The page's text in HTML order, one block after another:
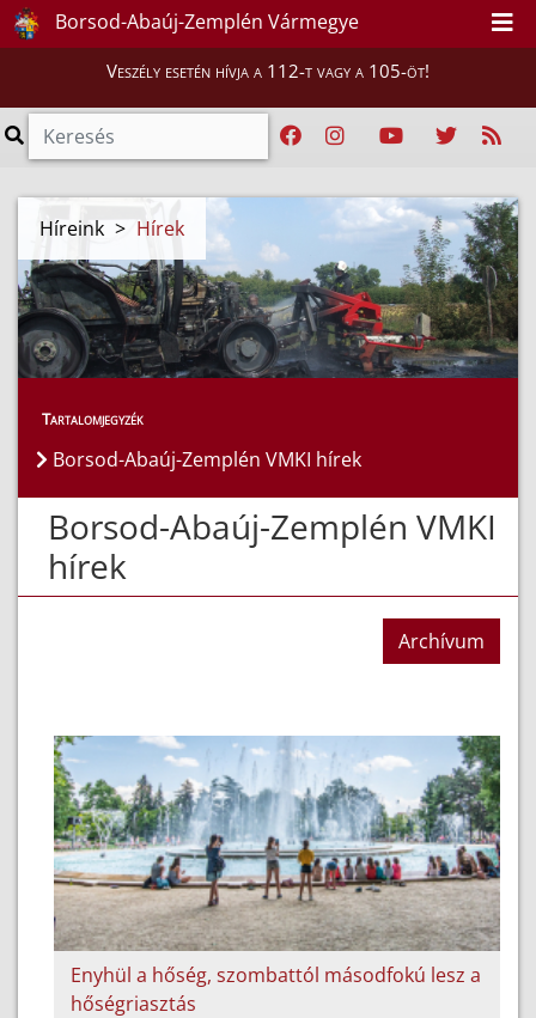
Borsod-Abaúj-Zemplén Vármegye
Veszély esetén hívja a 112-t vagy a 105-öt!
Híreink > Hírek
Tartalomjegyzék
Borsod-Abaúj-Zemplén VMKI hírek
Borsod-Abaúj-Zemplén VMKI
hírek
Archívum
Enyhül a hőség, szombattól másodfokú lesz a
hőségriasztás